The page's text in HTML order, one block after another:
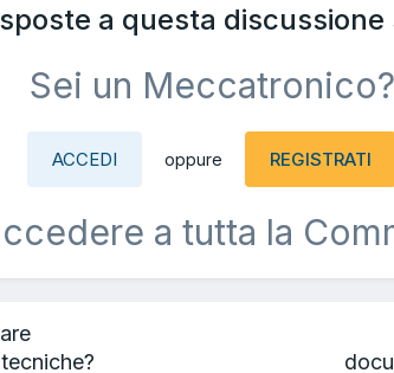
a questa discussione
Sei un Meccatronico?
ACCEDI oppure REGISTRATI
a tutta la